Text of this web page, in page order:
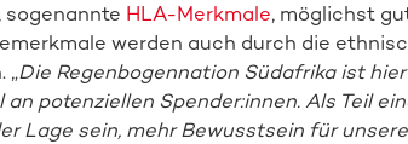
sogenannte HLA-Merkmale, möglichst
werden auch durch die
„Die Regenbogennation Südafrika ist
potenziellen Spender:innen. Als Teil
Lage sein, mehr Bewusstsein für